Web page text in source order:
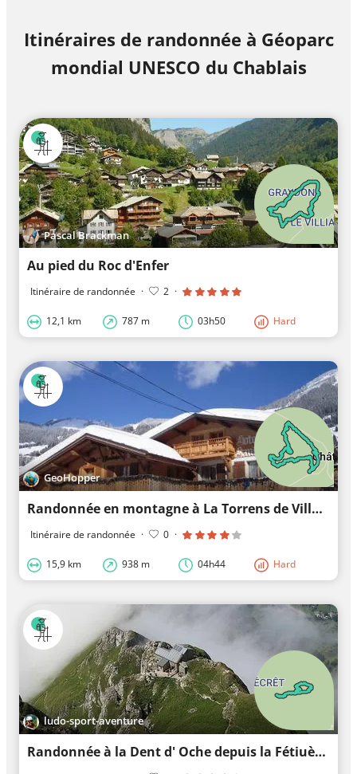
Itinéraires de randonnée à Géoparc
mondial UNESCO du Chablais
Pascal Brackman
Au pied du Roc d'Enfer
Itinéraire de randonnée · 2 ·
12,1 km 787 m 03h50 Hard
GeoHopper
Randonnée en montagne à La Torrens de Villapeyron
Itinéraire de randonnée · 0 ·
15,9 km 938 m 04h44 Hard
ludo-sport-aventure
Randonnée à la Dent d' Oche depuis la Fétiuère Bernex / Haute Savoie